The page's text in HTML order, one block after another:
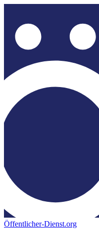
Öffentlicher-Dienst.org